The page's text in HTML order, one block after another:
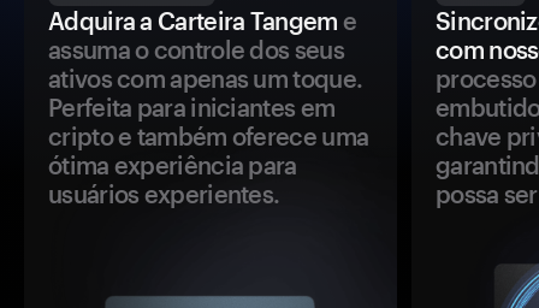
Adquira a Carteira Tangem e
assuma o controle dos seus
ativos com apenas um toque.
Perfeita para iniciantes em
cripto e também oferece uma
ótima experiência para
usuários experientes.
com
chave
possa